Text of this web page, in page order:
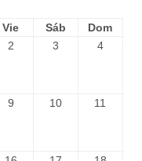
Vie Sáb
Dom
2 3 4
9 10 11